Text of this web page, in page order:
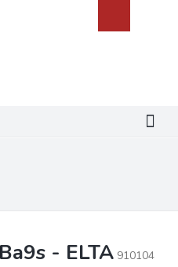
košík
- ELTA 910104